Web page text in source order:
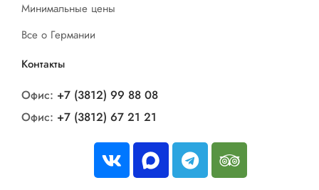
Минимальные цены
Все о Германии
Контакты
Офис: +7 (3812) 99 88 08
Офис: +7 (3812) 67 21 21